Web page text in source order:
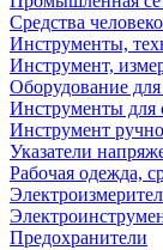
Средства
Инструменты,
Инструмент,
Оборудование
Инструменты для
Инструмент
Указатели
Рабочая одежда,
Предохранители